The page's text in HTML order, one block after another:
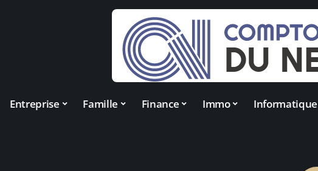
Entreprise Famille Finance Immo Informatique